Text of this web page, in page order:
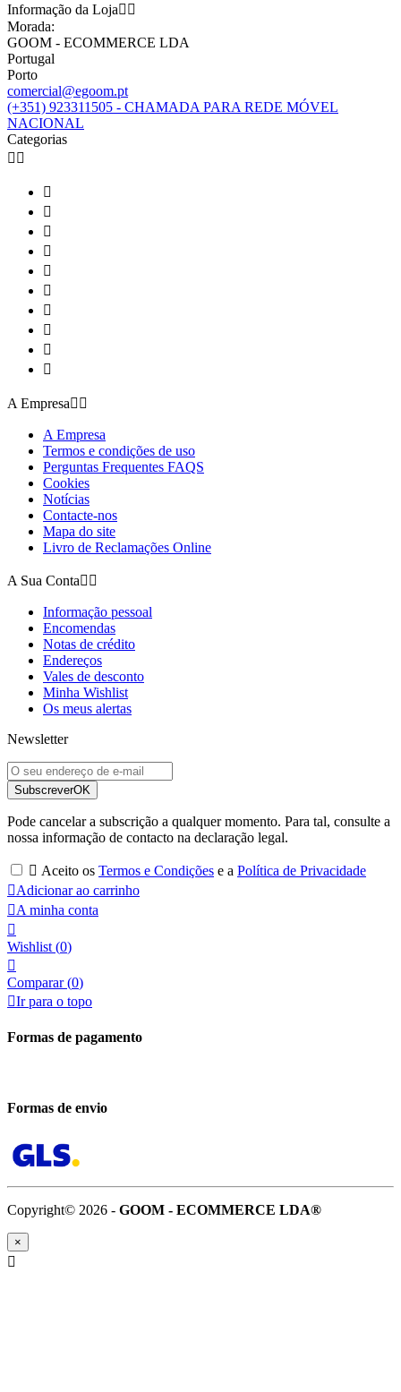
Informação da Loja 
Morada:
GOOM - ECOMMERCE LDA
Portugal
Porto
comercial@egoom.pt
(+351) 923311505 - CHAMADA PARA REDE MÓVEL
NACIONAL
Categorias
 










A Empresa 
A Empresa
Termos e condições de uso
Perguntas Frequentes FAQS
Cookies
Notícias
Contacte-nos
Mapa do site
Livro de Reclamações Online
A Sua Conta 
Informação pessoal
Encomendas
Notas de crédito
Endereços
Vales de desconto
Minha Wishlist
Os meus alertas
Newsletter
SubscreverOK
Pode cancelar a subscrição a qualquer momento. Para tal, consulte a
nossa informação de contacto na declaração legal.
 Aceito os Termos e Condições e a Política de Privacidade
Adicionar ao carrinho
A minha conta

Wishlist (0)

Comparar (0)
Ir para o topo
Formas de pagamento
Formas de envio
Copyright© 2026 - GOOM - ECOMMERCE LDA®
×
